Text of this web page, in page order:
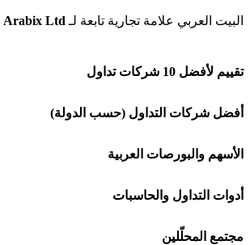
البيت العربي علامة تجارية تابعة لـ Arabix Ltd
تقييم لأفضل 10 شركات تداول
شركة Capital.com
افاتريد AvaTrade
اكسنس Exness
منصة بينانس
أفضل شركات التداول (حسب الدولة)
شركات تداول في السعودية
شركات تداول في الإمارات
شركات تداول في الكويت
الأسهم والبورصات العربية
🌍 كل البورصات العربية
🇸🇦 السوق السعودية
أدوات التداول والحاسبات
🕌 حاسبة الزكاة
مجتمع المحلّلين